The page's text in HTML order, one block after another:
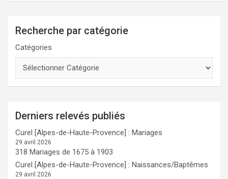
Recherche par catégorie
Catégories
Derniers relevés publiés
Curel [Alpes-de-Haute-Provence] : Mariages
29 avril 2026
318 Mariages de 1675 à 1903
Curel [Alpes-de-Haute-Provence] : Naissances/Baptêmes
29 avril 2026